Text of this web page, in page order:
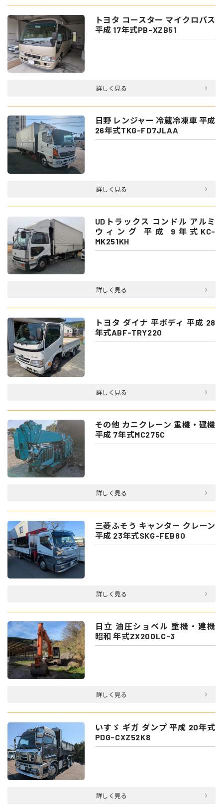
トヨタ コースター マイクロバス
平成 17年式PB-XZB51
詳しく見る
日野 レンジャー 冷蔵冷凍車 平成
26年式TKG-FD7JLAA
詳しく見る
UDトラックス コンドル アルミ
ウィング 平成 9年式KC-
MK251KH
詳しく見る
トヨタ ダイナ 平ボディ 平成 28
年式ABF-TRY220
詳しく見る
その他 カニクレーン 重機・建機
平成 7年式MC275C
詳しく見る
三菱ふそう キャンター クレーン
平成 23年式SKG-FEB80
詳しく見る
日立 油圧ショベル 重機・建機
昭和 年式ZX200LC-3
詳しく見る
いすゞ ギガ ダンプ 平成 20年式
PDG-CXZ52K8
詳しく見る